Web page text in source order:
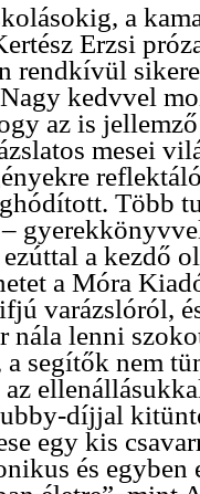
a
Erzsi
rendkívül
kedvvel
az is
mesei
Több
a kezdő
a Móra
varázslóról,
nála lenni
a segítők nem
díjjal
egy kis
és egyben